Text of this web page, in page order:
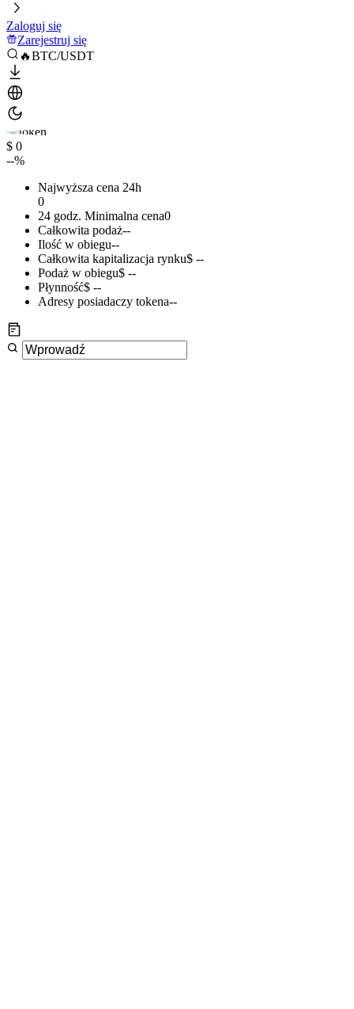
Zaloguj się
Zarejestruj się
🔥BTC/USDT
$ 0
--%
Najwyższa cena 24h
0
24 godz. Minimalna cena0
Całkowita podaż--
Ilość w obiegu--
Całkowita kapitalizacja rynku$ --
Podaż w obiegu$ --
Płynność$ --
Adresy posiadaczy tokena--